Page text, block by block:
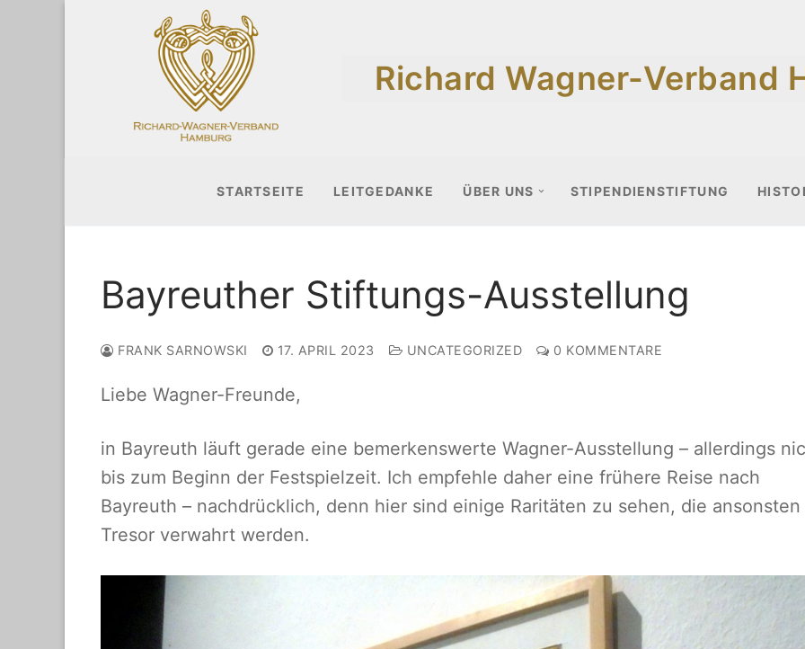
Richard Wagner-Verband
STARTSEITE LEITGEDANKE ÜBER UNS STIPENDIENSTIFTUNG
Bayreuther Stiftungs-Ausstellung
FRANK SARNOWSKI 17. APRIL 2023 UNCATEGORIZED 0 KOMMENTARE
Liebe Wagner-Freunde,
in Bayreuth läuft gerade eine bemerkenswerte Wagner-Ausstellung – allerdings
bis zum Beginn der Festspielzeit. Ich empfehle daher eine frühere Reise nach
Bayreuth – nachdrücklich, denn hier sind einige Raritäten zu sehen, die ansonsten
Tresor verwahrt werden.